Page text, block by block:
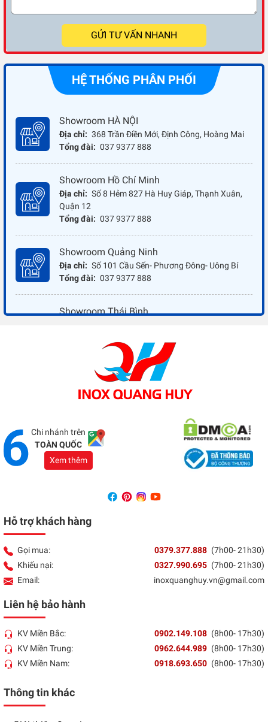
GỬI TƯ VẤN NHANH
HỆ THỐNG PHÂN PHỐI
Showroom HÀ NỘI
Địa chỉ: 368 Trần Điền Mới, Định Công, Hoàng Mai
Tổng đài: 037 9377 888
Showroom Hồ Chí Minh
Địa chỉ: Số 8 Hẻm 827 Hà Huy Giáp, Thạnh Xuân,
Quận 12
Tổng đài: 037 9377 888
Showroom Quảng Ninh
Địa chỉ: Số 101 Cầu Sến- Phương Đông- Uông Bí
Tổng đài: 037 9377 888
Showroom Thái Bình
037 9377 888
Showroom Đồng Nai
Địa chỉ: 1066 - QL 51 Tổ 3- Ấp Đồng- Phước Tân-
Chi nhánh trên
TOÀN QUỐC
Xem thêm
Hỗ trợ khách hàng
Gọi mua: 0379.377.888 (7h00- 21h30)
Khiếu nại:
0327.990.695 (7h00- 21h30)
Email:
inoxquanghuy.vn@gmail.com
Liên hệ bảo hành
KV Miền Bắc: 0902.149.108 (8h00- 17h30)
KV Miền Trung:
0962.644.989 (8h00- 17h30)
KV Miền Nam:
0918.693.650 (8h00- 17h30)
Thông tin khác